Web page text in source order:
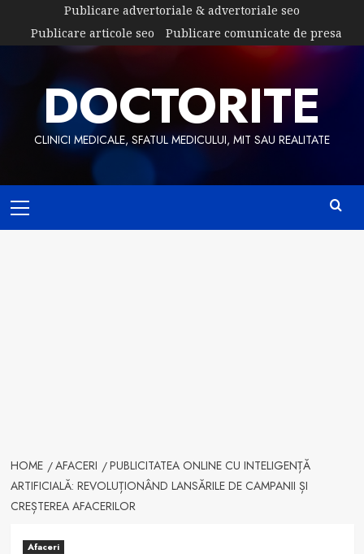
content
Publicare advertoriale & advertoriale seo
Publicare articole seo
Publicare comunicate de presa
DOCTORITE
CLINICI MEDICALE, SFATUL MEDICULUI, MIT SAU REALITATE
Menu
HOME AFACERI
PUBLICITATEA ONLINE CU INTELIGENȚĂ
ARTIFICIALĂ: REVOLUȚIONÂND LANSĂRILE DE CAMPANII ȘI
CREȘTEREA AFACERILOR
Afaceri